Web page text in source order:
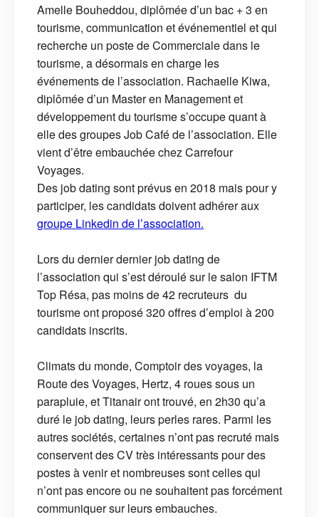
Amelle Bouheddou, diplômée d’un bac + 3 en
tourisme, communication et événementiel et qui
recherche un poste de Commerciale dans le
tourisme, a désormais en charge les
événements de l’association. Rachaelle Kiwa,
diplômée d’un Master en Management et
développement du tourisme s’occupe quant à
elle des groupes Job Café de l’association. Elle
vient d’être embauchée chez Carrefour
Voyages.
Des job dating sont prévus en 2018 mais pour y
participer, les candidats doivent adhérer aux
groupe Linkedin de l’association.
Lors du dernier dernier job dating de
l’association qui s’est déroulé sur le salon IFTM
Top Résa, pas moins de 42 recruteurs du
tourisme ont proposé 320 offres d’emploi à 200
candidats inscrits.
Climats du monde, Comptoir des voyages, la
Route des Voyages, Hertz, 4 roues sous un
parapluie, et Titanair ont trouvé, en 2h30 qu’a
duré le job dating, leurs perles rares. Parmi les
autres sociétés, certaines n’ont pas recruté mais
conservent des CV très intéressants pour des
postes à venir et nombreuses sont celles qui
n’ont pas encore ou ne souhaitent pas forcément
communiquer sur leurs embauches.